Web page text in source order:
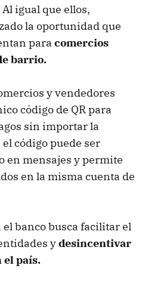
igual que ellos,
la oportunidad que
para comercios
barrio.
y vendedores
código de QR para
sin importar la
código puede ser
en mensajes y permite
en la misma cuenta de
banco busca facilitar el
ydesincentivar
el país.